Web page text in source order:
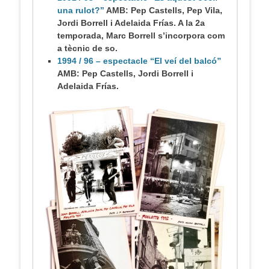
una rulot?” AMB: Pep Castells, Pep Vila,
Jordi Borrell i Adelaida Frías. A la 2a
temporada, Marc Borrell s’incorpora com
a tècnic de so.
1994 / 96 – espectacle “El veí del balcó”
AMB: Pep Castells, Jordi Borrell i
Adelaida Frías.